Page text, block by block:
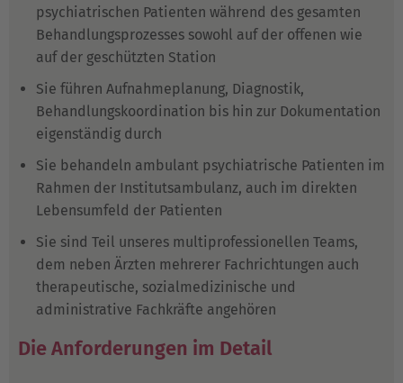
psychiatrischen Patienten während des gesamten
Behandlungsprozesses sowohl auf der offenen wie
auf der geschützten Station
Sie führen Aufnahmeplanung, Diagnostik,
Behandlungskoordination bis hin zur Dokumentation
eigenständig durch
Sie behandeln ambulant psychiatrische Patienten im
Rahmen der Institutsambulanz, auch im direkten
Lebensumfeld der Patienten
Sie sind Teil unseres multiprofessionellen Teams,
dem neben Ärzten mehrerer Fachrichtungen auch
therapeutische, sozialmedizinische und
administrative Fachkräfte angehören
Die Anforderungen im Detail